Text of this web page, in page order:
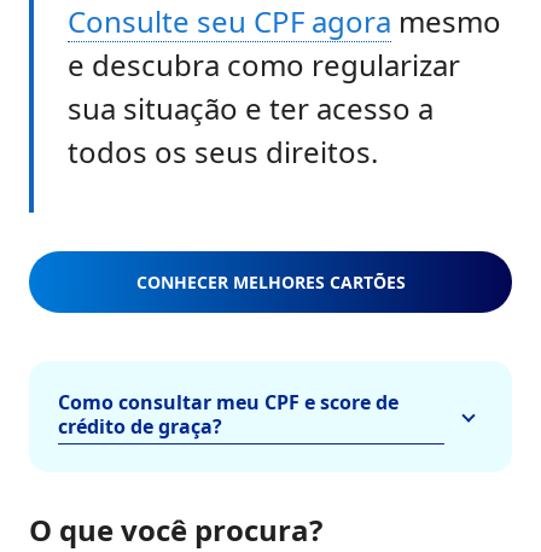
Consulte seu CPF agora mesmo
e descubra como regularizar
sua situação e ter acesso a
todos os seus direitos.
CONHECER MELHORES CARTÕES
Como consultar meu CPF e score de
crédito de graça?
O que você procura?